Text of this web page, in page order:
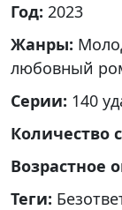
Год: 2023
Жанры:
любовный
Серии: 140
Количество
Возрастное
Теги: